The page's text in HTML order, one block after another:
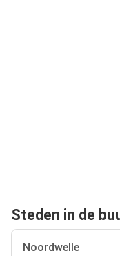
Steden in de
Noordwelle